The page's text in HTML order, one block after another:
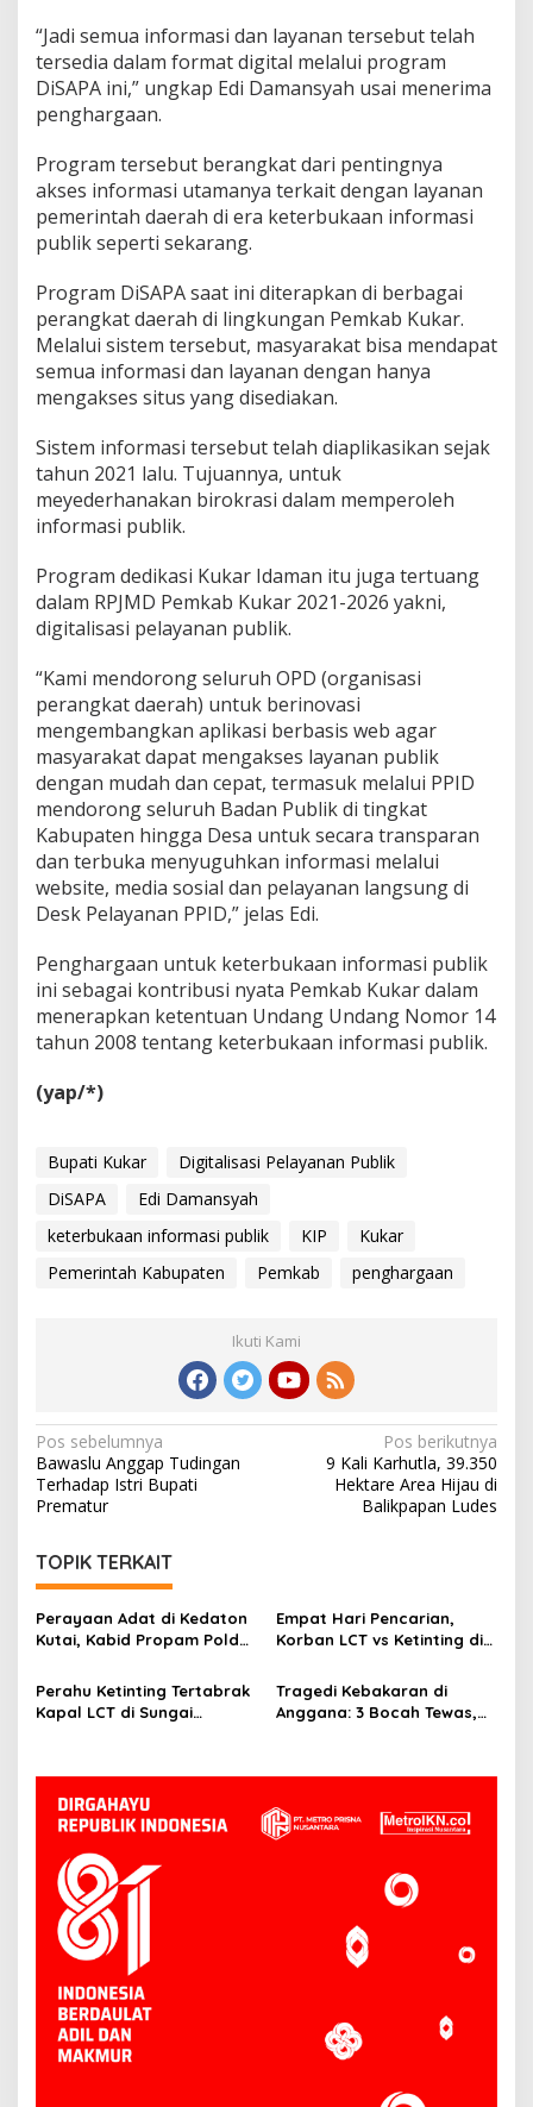
“Jadi semua informasi dan layanan tersebut telah
tersedia dalam format digital melalui program
DiSAPA ini,” ungkap Edi Damansyah usai menerima
penghargaan.
Program tersebut berangkat dari pentingnya
akses informasi utamanya terkait dengan layanan
pemerintah daerah di era keterbukaan informasi
publik seperti sekarang.
Program DiSAPA saat ini diterapkan di berbagai
perangkat daerah di lingkungan Pemkab Kukar.
Melalui sistem tersebut, masyarakat bisa mendapat
semua informasi dan layanan dengan hanya
mengakses situs yang disediakan.
Sistem informasi tersebut telah diaplikasikan sejak
tahun 2021 lalu. Tujuannya, untuk
meyederhanakan birokrasi dalam memperoleh
informasi publik.
Program dedikasi Kukar Idaman itu juga tertuang
dalam RPJMD Pemkab Kukar 2021-2026 yakni,
digitalisasi pelayanan publik.
“Kami mendorong seluruh OPD (organisasi
perangkat daerah) untuk berinovasi
mengembangkan aplikasi berbasis web agar
masyarakat dapat mengakses layanan publik
dengan mudah dan cepat, termasuk melalui PPID
mendorong seluruh Badan Publik di tingkat
Kabupaten hingga Desa untuk secara transparan
dan terbuka menyuguhkan informasi melalui
website, media sosial dan pelayanan langsung di
Desk Pelayanan PPID,” jelas Edi.
Penghargaan untuk keterbukaan informasi publik
ini sebagai kontribusi nyata Pemkab Kukar dalam
menerapkan ketentuan Undang Undang Nomor 14
tahun 2008 tentang keterbukaan informasi publik.
(yap/*)
Bupati Kukar
Digitalisasi Pelayanan Publik
DiSAPA
Edi Damansyah
keterbukaan informasi publik
KIP
Kukar
Pemerintah Kabupaten
Pemkab penghargaan
Ikuti Kami
Navigasi
pos
Pos sebelumnya
Bawaslu Anggap Tudingan
Terhadap Istri Bupati
Prematur
Pos berikutnya
9 Kali Karhutla, 39.350
Hektare Area Hijau di
Balikpapan Ludes
TOPIK TERKAIT
Perayaan Adat di Kedaton
Kutai, Kabid Propam Polda
Empat Hari Pencarian,
Korban LCT vs Ketinting di
Ditemukan
Perahu Ketinting Tertabrak
Kapal LCT di Sungai
Orang Hilang
Tragedi Kebakaran di
Anggana: 3 Bocah Tewas,